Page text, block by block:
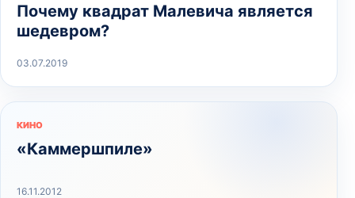
Почему квадрат Малевича является
шедевром?
03.07.2019
КИНО
«Каммершпиле»
16.11.2012